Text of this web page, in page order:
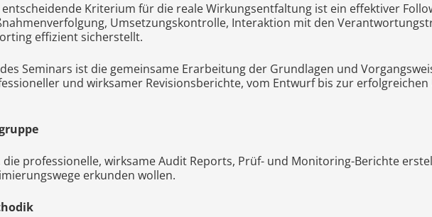
entscheidende Kriterium für die reale Wirkungsentfaltung ist ein effektiver
Umsetzungskontrolle, Interaktion mit den
effizient sicherstellt.
Seminars ist die gemeinsame Erarbeitung der Grundlagen und
und wirksamer Revisionsberichte, vom Entwurf bis zur erfolgreichen
die professionelle, wirksame Audit Reports, Prüf- und Monitoring-Berichte
erkunden wollen.